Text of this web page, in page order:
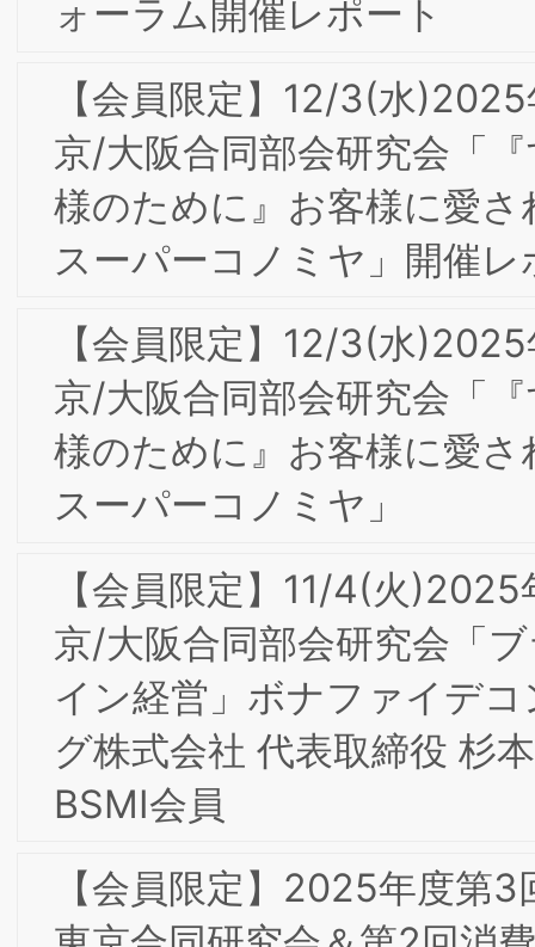
2025年 新年のご挨拶
【会員限定】2024年度第4回BSMI大阪/
東京合同研究会＆通算第3回インターナ
ルブランディング部会研究会「企業の成
長と社会の発展-企業価値創造－企業が
てる社会を発展させる人財－」開催レポ
10/10(木)BSMI東京第24回フォーラム＆
第10回丸の内ゼミナール「今日の消費と
ブランド・イノベーション」を開催しま
した
【会員限定】2024年3月 東京第23回フ
9/6(金)9/7(土)2024年度東阪合同夏季合
宿研究会in大阪開催の報告
【会員限定】2024年6月BSMI第3回東
京/大阪合同研究会 開催レポート
【会員限定】2024年5月BSMI第2回東
社コレクシア芹澤氏からのお知らせ